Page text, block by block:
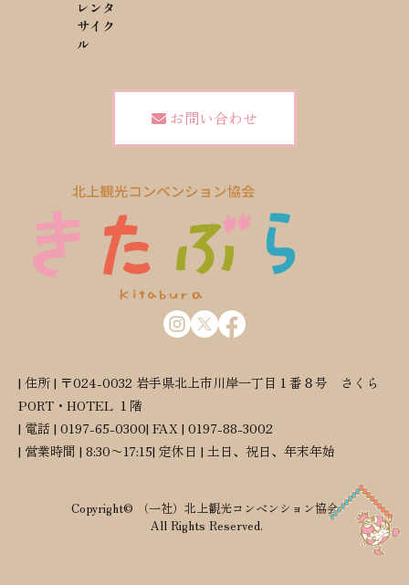
レンタ
サイク
ル
お問い合わせ
| 住所 | 〒024-0032 岩手県北上市川岸一丁目１番８号 さくら
PORT・HOTEL １階
| 電話 | 0197-65-0300| FAX | 0197-88-3002
| 営業時間 | 8:30〜17:15| 定休日 | 土日、祝日、年末年始
Copyright© （一社）北上観光コンベンション協会
All Rights Reserved.